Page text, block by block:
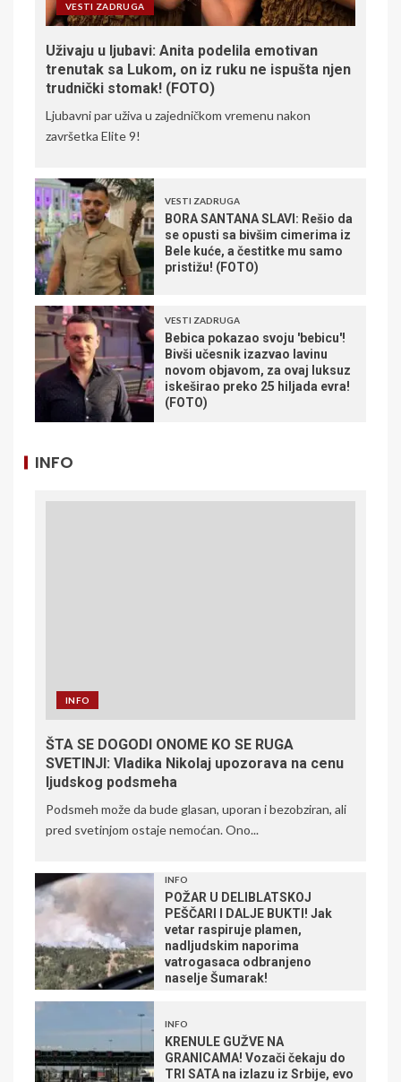
VESTI ZADRUGA
Uživaju u ljubavi: Anita podelila emotivan
trenutak sa Lukom, on iz ruku ne ispušta njen
trudnički stomak! (FOTO)
Ljubavni par uživa u zajedničkom vremenu nakon
završetka Elite 9!
VESTI ZADRUGA
BORA SANTANA SLAVI: Rešio da
se opusti sa bivšim cimerima iz
Bele kuće, a čestitke mu samo
pristižu! (FOTO)
VESTI ZADRUGA
Bebica pokazao svoju 'bebicu'!
Bivši učesnik izazvao lavinu
novom objavom, za ovaj luksuz
iskeširao preko 25 hiljada evra!
(FOTO)
INFO
INFO
ŠTA SE DOGODI ONOME KO SE RUGA
SVETINJI: Vladika Nikolaj upozorava na cenu
ljudskog podsmeha
Podsmeh može da bude glasan, uporan i bezobziran, ali
pred svetinjom ostaje nemoćan. Ono...
INFO
POŽAR U DELIBLATSKOJ
PEŠČARI I DALJE BUKTI! Jak
vetar raspiruje plamen,
nadljudskim naporima
vatrogasaca odbranjeno
naselje Šumarak!
INFO
KRENULE GUŽVE NA
GRANICAMA! Vozači čekaju do
TRI SATA na izlazu iz Srbije, evo